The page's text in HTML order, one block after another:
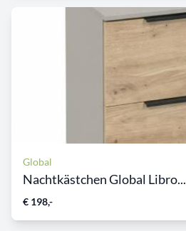
Global
Nachtkästchen Global Libro...
€ 198,-